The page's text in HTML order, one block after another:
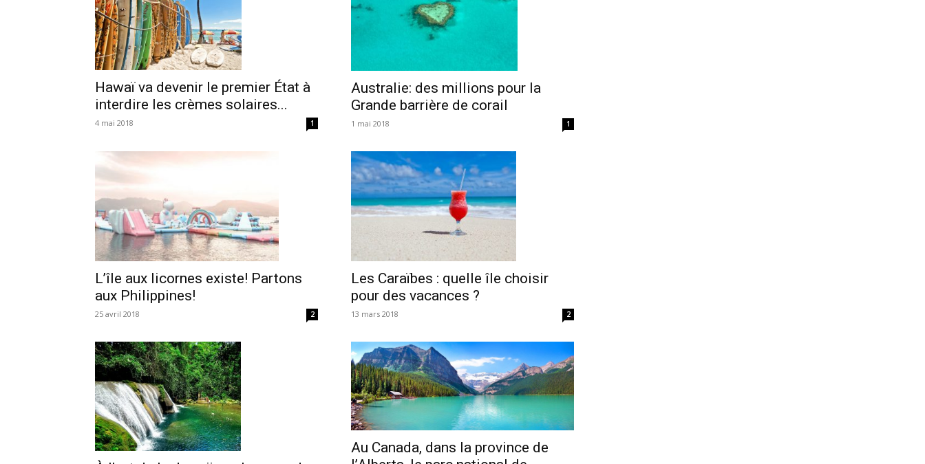
Hawaï va devenir le premier État à
interdire les crèmes solaires...
4 mai 2018 1
Australie: des millions pour la
Grande barrière de corail
1 mai 2018 1
L’île aux licornes existe! Partons
aux Philippines!
25 avril 2018 2
Les Caraïbes : quelle île choisir
pour des vacances ?
13 mars 2018 2
Au Canada, dans la province de